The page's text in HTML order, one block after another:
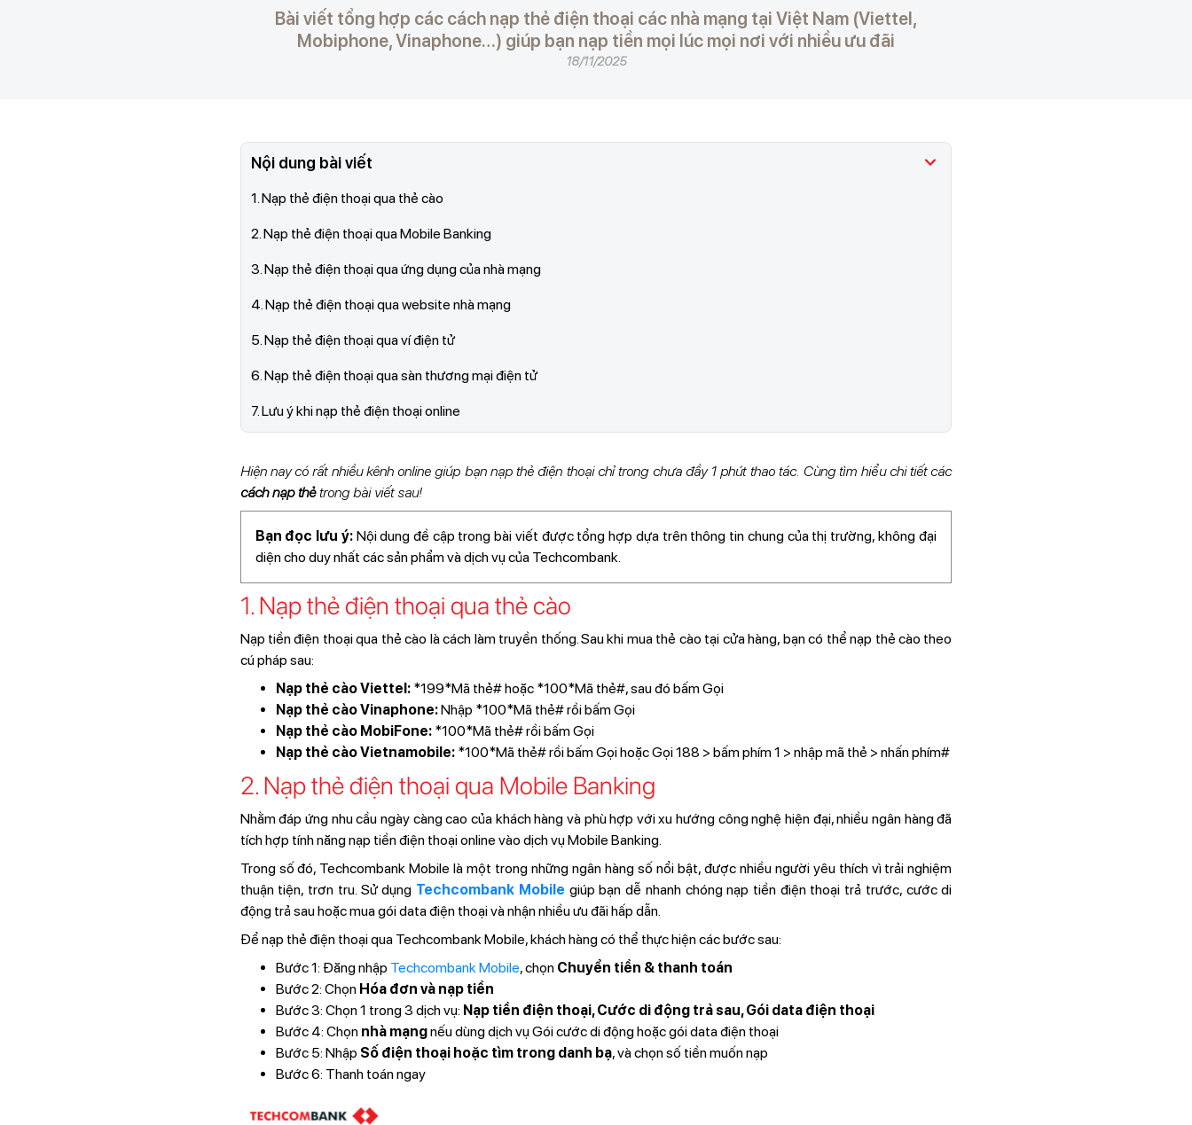
Bài viết tổng hợp các cách nạp thẻ điện thoại các nhà mạng tại Việt Nam (Viettel,
Mobiphone, Vinaphone…) giúp bạn nạp tiền mọi lúc mọi nơi với nhiều ưu đãi
18/11/2025
Nội dung bài viết
1. Nạp thẻ điện thoại qua thẻ cào
2. Nạp thẻ điện thoại qua Mobile Banking
3. Nạp thẻ điện thoại qua ứng dụng của nhà mạng
4. Nạp thẻ điện thoại qua website nhà mạng
5. Nạp thẻ điện thoại qua ví điện tử
6. Nạp thẻ điện thoại qua sàn thương mại điện tử
7. Lưu ý khi nạp thẻ điện thoại online
Hiện nay có rất nhiều kênh online giúp bạn nạp thẻ điện thoại chỉ trong chưa đầy 1 phút thao tác. Cùng tìm hiểu chi tiết các
cách nạp thẻtrong bài viết sau!
Bạn đọc lưu ý: Nội dung đề cập trong bài viết được tổng hợp dựa trên thông tin chung của thị trường, không đại
diện cho duy nhất các sản phẩm và dịch vụ của Techcombank.
1. Nạp thẻ điện thoại qua thẻ cào
Nạp tiền điện thoại qua thẻ cào là cách làm truyền thống. Sau khi mua thẻ cào tại cửa hàng, bạn có thể nạp thẻ cào theo
cú pháp sau:
Nạp thẻ cào Viettel: *199*Mã thẻ# hoặc *100*Mã thẻ#, sau đó bấm Gọi
Nạp thẻ cào Vinaphone:Nhập *100*Mã thẻ# rồi bấm Gọi
Nạp thẻ cào MobiFone: *100*Mã thẻ# rồi bấm Gọi
Nạp thẻ cào Vietnamobile: *100*Mã thẻ# rồi bấm Gọi hoặc Gọi 188 > bấm phím 1 > nhập mã thẻ > nhấn phím#
2. Nạp thẻ điện thoại qua Mobile Banking
Nhằm đáp ứng nhu cầu ngày càng cao của khách hàng và phù hợp với xu hướng công nghệ hiện đại, nhiều ngân hàng đã
tích hợp tính năng nạp tiền điện thoại online vào dịch vụ Mobile Banking.
Trong số đó, Techcombank Mobile là một trong những ngân hàng số nổi bật, được nhiều người yêu thích vì trải nghiệm
thuận tiện, trơn tru. Sử dụng Techcombank Mobile giúp bạn dễ nhanh chóng nạp tiền điện thoại trả trước, cước di
động trả sau hoặc mua gói data điện thoại và nhận nhiều ưu đãi hấp dẫn.
Để nạp thẻ điện thoại qua Techcombank Mobile, khách hàng có thể thực hiện các bước sau:
Bước 1: Đăng nhập Techcombank Mobile, chọn Chuyển tiền & thanh toán
Bước 2: ChọnHóa đơn và nạp tiền
Bước 3: Chọn 1 trong 3 dịch vụ: Nạp tiền điện thoại, Cước di động trả sau, Gói data điện thoại
Bước 4: Chọnnhà mạngnếu dùng dịch vụ Gói cước di động hoặc gói data điện thoại
Bước 5: Nhập Số điện thoại hoặc tìm trong danh bạ, và chọn số tiền muốn nạp
Bước 6: Thanh toán ngay